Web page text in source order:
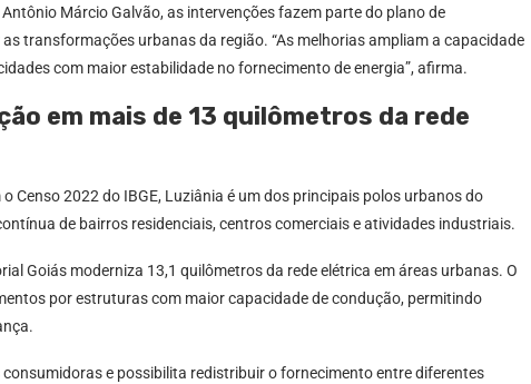
Márcio Galvão, as intervenções fazem parte do plano de
transformações urbanas da região. “As melhorias ampliam a capacidade
com maior estabilidade no fornecimento de energia”, afirma.
em mais de 13 quilômetros da rede
Censo 2022 do IBGE, Luziânia é um dos principais polos urbanos do
de bairros residenciais, centros comerciais e atividades industriais.
Goiás moderniza 13,1 quilômetros da rede elétrica em áreas urbanas. O
por estruturas com maior capacidade de condução, permitindo
e possibilita redistribuir o fornecimento entre diferentes